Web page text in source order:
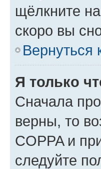
щёлкните
скоро вы
Вернуться
Я только
Сначала
верны, то
COPPA и
следуйте